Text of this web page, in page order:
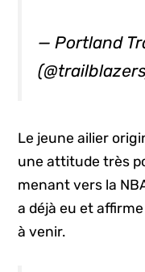
— Portland
Le jeune ailier
une attitude très
menant vers la
a déjà eu et
à venir.